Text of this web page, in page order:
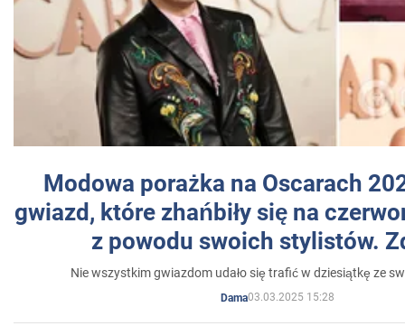
Modowa porażka na Oscarach
gwiazd, które zhańbiły się na
z powodu swoich stylistów.
Nie wszystkim gwiazdom udało się trafić w dziesiątkę ze
Dama03.03.2025 15:28